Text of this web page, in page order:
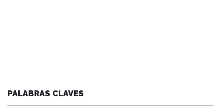
PALABRAS CLAVES